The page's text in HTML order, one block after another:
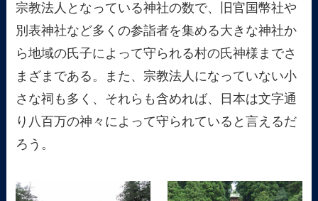
宗教法人となっている神社の数で、旧官国幣社や
別表神社など多くの参詣者を集める大きな神社か
ら地域の氏子によって守られる村の氏神様までさ
まざまである。また、宗教法人になっていない小
さな祠も多く、それらも含めれば、日本は文字通
り八百万の神々によって守られていると言えるだ
ろう。